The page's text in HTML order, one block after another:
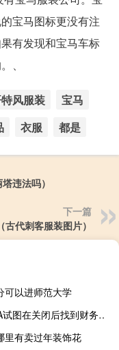
宝马图标更没有注
有发现和宝马车标
、
风服装
宝马
衣服 都是
违法吗）
下一篇
代刺客服装图片）
可以进师范大学
NHRA试图在关闭后找到财务基础
里有卖过年装饰花